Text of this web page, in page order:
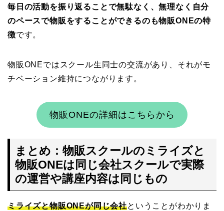
毎日の活動を振り返ることで無駄なく、無理なく自分
のペースで物販をすることができるのも物販ONEの特
徴です。
物販ONEではスクール生同士の交流があり、それがモ
チベーション維持につながります。
物販ONEの詳細はこちらから
まとめ：物販スクールのミライズと
物販ONEは同じ会社スクールで実際
の運営や講座内容は同じもの
ミライズと物販ONEが同じ会社ということがわかりま